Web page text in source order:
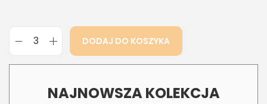
DODAJ DO KOSZYKA
NAJNOWSZA KOLEKCJA